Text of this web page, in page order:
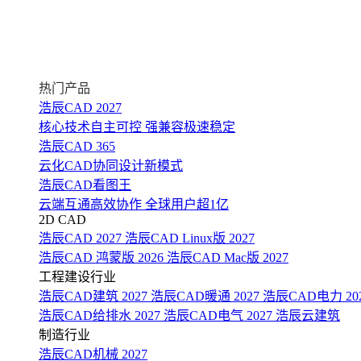
热门产品
浩辰CAD 2027
核心技术自主可控 强兼容极速稳定
浩辰CAD 365
云化CAD协同设计新模式
浩辰CAD看图王
云端互通高效协作 全球用户超1亿
2D CAD
浩辰CAD 2027 浩辰CAD Linux版 2027
浩辰CAD 鸿蒙版 2026 浩辰CAD Mac版 2027
工程建设行业
浩辰CAD建筑 2027 浩辰CAD暖通 2027 浩辰CAD电力
浩辰CAD给排水 2027 浩辰CAD电气 2027 浩辰云建筑
制造行业
浩辰CAD机械 2027